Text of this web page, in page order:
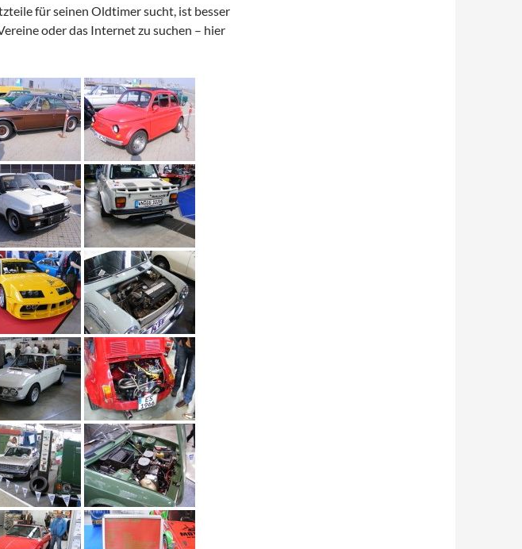
für seinen Oldtimer sucht, ist besser
oder das Internet zu suchen – hier